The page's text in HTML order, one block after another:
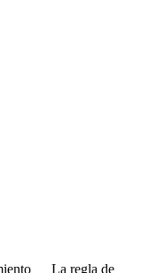
La regla de